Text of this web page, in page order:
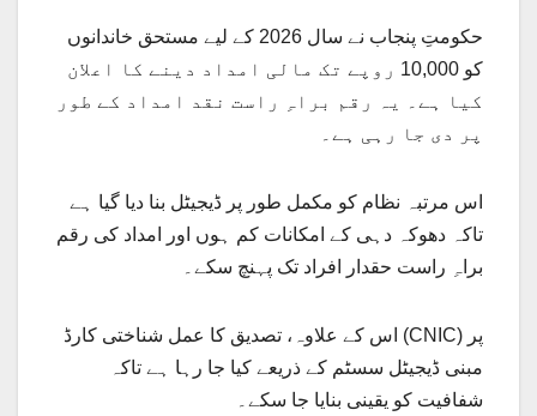
حکومتِ پنجاب نے سال 2026 کے لیے مستحق خاندانوں
کو 10,000 روپے تک مالی امداد دینے کا اعلان
کیا ہے۔ یہ رقم براہِ راست نقد امداد کے طور
پر دی جا رہی ہے۔
اس مرتبہ نظام کو مکمل طور پر ڈیجیٹل بنا دیا گیا ہے
تاکہ دھوکہ دہی کے امکانات کم ہوں اور امداد کی رقم
براہِ راست حقدار افراد تک پہنچ سکے۔
اس کے علاوہ، تصدیق کا عمل شناختی کارڈ (CNIC) پر
مبنی ڈیجیٹل سسٹم کے ذریعے کیا جا رہا ہے تاکہ
شفافیت کو یقینی بنایا جا سکے۔